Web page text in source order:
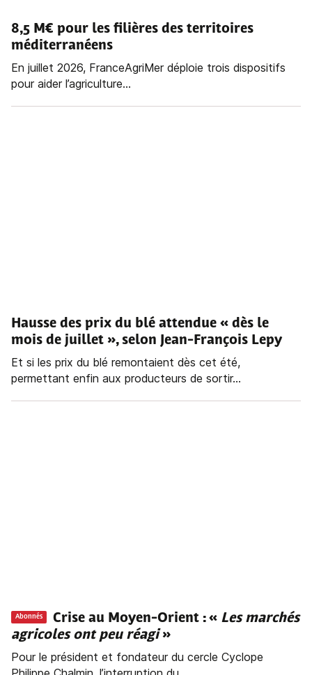
8,5 M€ pour les filières des territoires
méditerranéens
En juillet 2026, FranceAgriMer déploie trois dispositifs
pour aider l’agriculture...
Hausse des prix du blé attendue « dès le
mois de juillet », selon Jean-François Lepy
Et si les prix du blé remontaient dès cet été,
permettant enfin aux producteurs de sortir...
Abonnés Crise au Moyen-Orient : « Les marchés
agricoles ont peu réagi»
Pour le président et fondateur du cercle Cyclope